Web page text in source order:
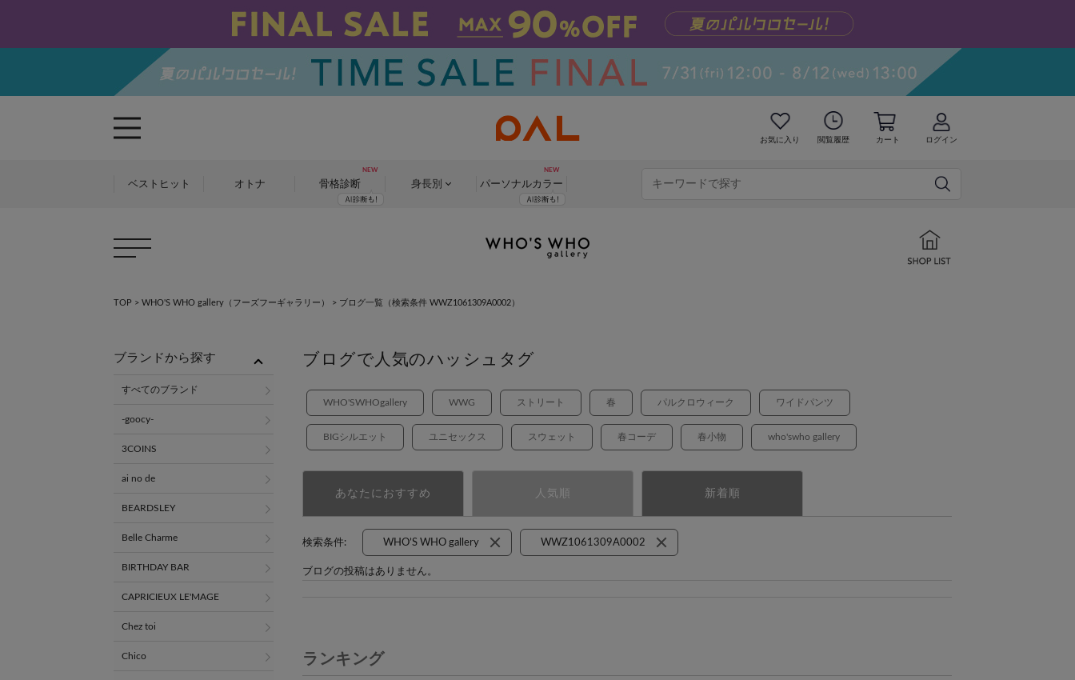
お気に入り 閲覧履歴 カート ログイン
ベストヒット オトナ 骨格診断 身長別 パーソナルカラー
TOP > WHO'S WHO gallery（フーズフーギャラリー） > ブログ一覧 （検索条件 WWZ1061309A0002）
ブログで人気のハッシュタグ
WHO'SWHOgallery WWG ストリート 春 パルクロウィーク ワイドパンツ
BIGシルエット ユニセックス スウェット 春コーデ 春小物 who'swho gallery
あなたにおすすめ 人気順 新着順
検索条件: WHO’S WHO gallery WWZ1061309A0002
ブログの投稿はありません。
ランキング
ブランドから探す
すべてのブランド
-goocy-
3COINS
ai no de
BEARDSLEY
Belle Charme
BIRTHDAY BAR
CAPRICIEUX LE'MAGE
Chez toi
Chico